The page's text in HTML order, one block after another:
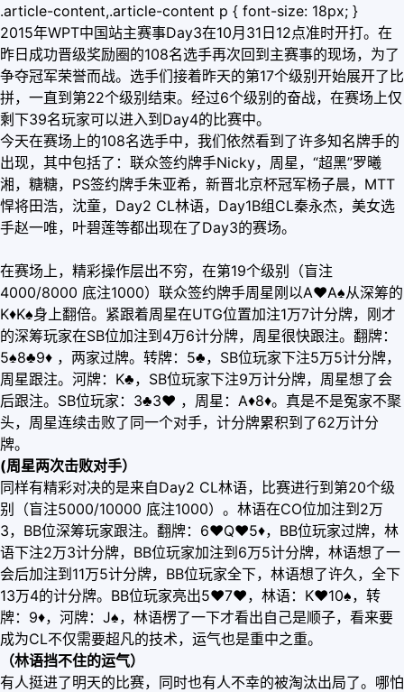
.article-content,.article-content p { font-size: 18px; }
2015年WPT中国站主赛事Day3在10月31日12点准时开打。在
昨日成功晋级奖励圈的108名选手再次回到主赛事的现场，为了
争夺冠军荣誉而战。选手们接着昨天的第17个级别开始展开了比
拼，一直到第22个级别结束。经过6个级别的奋战，在赛场上仅
剩下39名玩家可以进入到Day4的比赛中。
今天在赛场上的108名选手中，我们依然看到了许多知名牌手的
出现，其中包括了：联众签约牌手Nicky，周星，“超黑”罗曦
湘，糖糖，PS签约牌手朱亚希，新晋北京杯冠军杨子晨，MTT
悍将田浩，沈童，Day2 CL林语，Day1B组CL秦永杰，美女选
手赵一唯，叶碧莲等都出现在了Day3的赛场。
在赛场上，精彩操作层出不穷，在第19个级别（盲注
4000/8000 底注1000）联众签约牌手周星刚以A♥A♠从深筹的
K♦K♠身上翻倍。紧跟着周星在UTG位置加注1万7计分牌，刚才
的深筹玩家在SB位加注到4万6计分牌，周星很快跟注。翻牌：
5♠8♣9♦ ，两家过牌。转牌：5♣，SB位玩家下注5万5计分牌，
周星跟注。河牌：K♣，SB位玩家下注9万计分牌，周星想了会
后跟注。SB位玩家：3♣3♥ ，周星：A♦8♦。真是不是冤家不聚
头，周星连续击败了同一个对手，计分牌累积到了62万计分
牌。
(周星两次击败对手）
同样有精彩对决的是来自Day2 CL林语，比赛进行到第20个级
别（盲注5000/10000 底注1000）。林语在CO位加注到2万
3，BB位深筹玩家跟注。翻牌：6♥Q♥5♦，BB位玩家过牌，林
语下注2万3计分牌，BB位玩家加注到6万5计分牌，林语想了一
会后加注到11万5计分牌，BB位玩家全下，林语想了许久，全下
13万4的计分牌。BB位玩家亮出5♥7♥，林语：K♥10♠，转
牌：9♦，河牌：J♠，林语楞了一下才看出自己是顺子，看来要
成为CL不仅需要超凡的技术，运气也是重中之重。
（林语挡不住的运气）
有人挺进了明天的比赛，同时也有人不幸的被淘汰出局了。哪怕